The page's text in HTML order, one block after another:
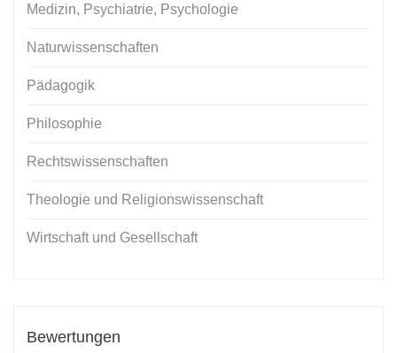
Medizin, Psychiatrie, Psychologie
Naturwissenschaften
Pädagogik
Philosophie
Rechtswissenschaften
Theologie und Religionswissenschaft
Wirtschaft und Gesellschaft
Bewertungen